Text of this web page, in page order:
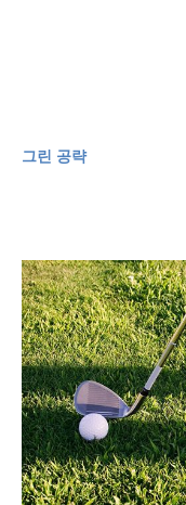
그린 공략